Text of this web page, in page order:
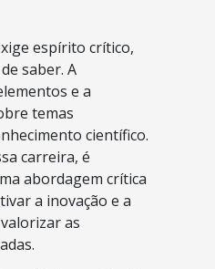
espírito crítico,
saber. A
e a
temas
científico.
carreira, é
abordagem crítica
a inovação e a
as